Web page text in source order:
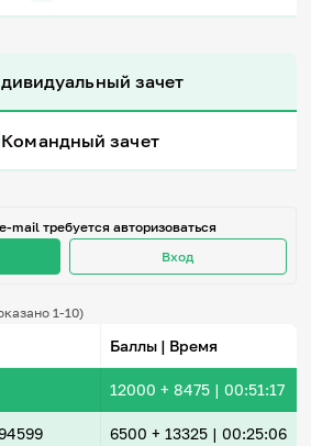
Вход
зачет
Командный зачет
mail требуется авторизоваться
Вход
1-10)
Баллы | Время
12000 + 8475| 00:51:17
6500 + 13325| 00:25:06